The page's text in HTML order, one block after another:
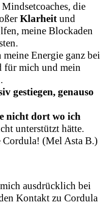
die
Klarheit und
meine Blockaden
Energie ganz bei
für mich und mein
gestiegen, genauso
nicht dort wo ich
unterstützt hätte.
(Mel Asta B.)
ausdrücklich bei
Kontakt zu Cordula